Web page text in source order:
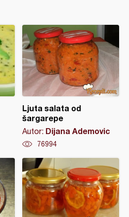
Ljuta salata od
šargarepe
Autor: Dijana Ademovic
76994